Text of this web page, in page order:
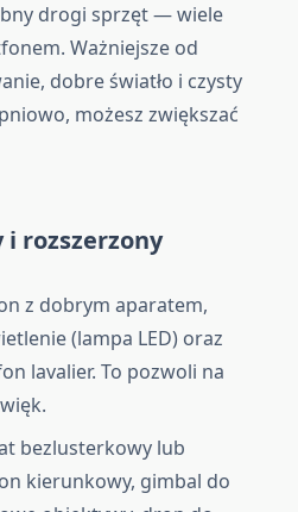
drogi sprzęt — wiele
Ważniejsze od
dobre światło i czysty
możesz zwiększać
rozszerzony
z dobrym aparatem,
(lampa LED) oraz
lavalier. To pozwoli na
bezlusterkowy lub
kierunkowy, gimbal do